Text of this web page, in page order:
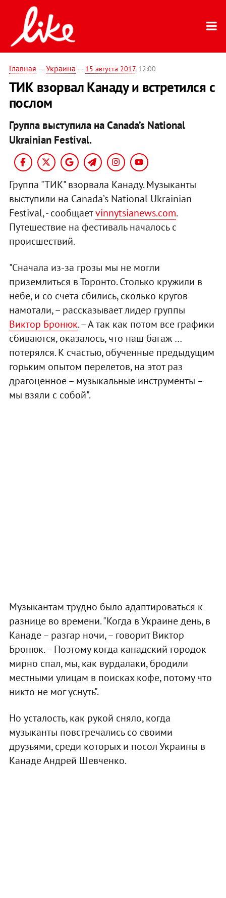
Главная — Украина — 15 августа 2017, 12:00
ТИК взорвал Канаду и встретился с
послом
Группа выступила на Canada’s National
Ukrainian Festival.
Группа "ТИК" взорвала Канаду. Музыканты
выступили на Canada’s National Ukrainian
Festival, - сообщаетvinnytsianews.com.
Путешествие на фестиваль началось с
происшествий.
"Сначала из-за грозы мы не могли
приземлиться в Торонто. Столько кружили в
небе, и со счета сбились, сколько кругов
намотали, – рассказывает лидер группы
Виктор Бронюк. – А так как потом все графики
сбиваются, оказалось, что наш багаж …
потерялся. К счастью, обученные предыдущим
горьким опытом перелетов, на этот раз
драгоценное – музыкальные инструменты –
мы взяли с собой".
Музыкантам трудно было адаптироваться к
разнице во времени. "Когда в Украине день, в
Канаде – разгар ночи, – говорит Виктор
Бронюк. – Поэтому когда канадский городок
мирно спал, мы, как вурдалаки, бродили
местными улицам в поисках кофе, потому что
никто не мог уснуть".
Но усталость, как рукой сняло, когда
музыканты повстречались со своими
друзьями, среди которых и посол Украины в
Канаде Андрей Шевченко.